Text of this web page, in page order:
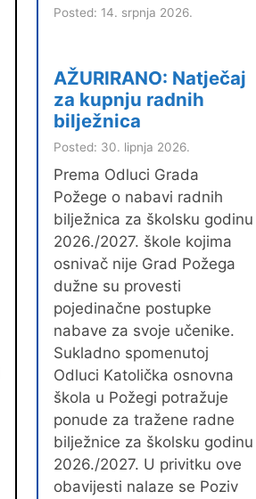
Posted: 14. srpnja 2026.
AŽURIRANO: Natječaj
za kupnju radnih
bilježnica
Posted: 30. lipnja 2026.
Prema Odluci Grada
Požege o nabavi radnih
bilježnica za školsku godinu
2026./2027. škole kojima
osnivač nije Grad Požega
dužne su provesti
pojedinačne postupke
nabave za svoje učenike.
Sukladno spomenutoj
Odluci Katolička osnovna
škola u Požegi potražuje
ponude za tražene radne
bilježnice za školsku godinu
2026./2027. U privitku ove
obavijesti nalaze se Poziv